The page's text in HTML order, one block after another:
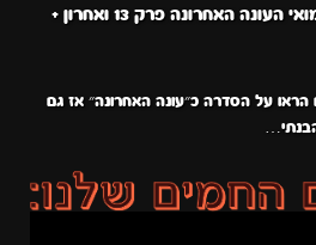
גולדן קמואי העונה האחרונה פרק 13 ואחרון +
על הסדרה כ״עונה האחרונה״ אז גם